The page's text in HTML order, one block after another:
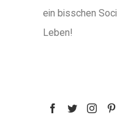
ein bisschen
Leben!